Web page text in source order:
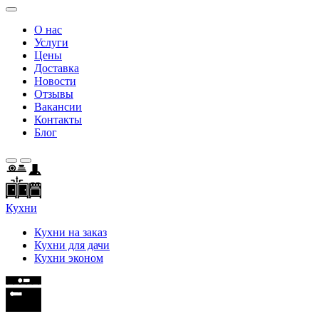
О нас
Услуги
Цены
Доставка
Новости
Отзывы
Вакансии
Контакты
Блог
Кухни
Кухни на заказ
Кухни для дачи
Кухни эконом